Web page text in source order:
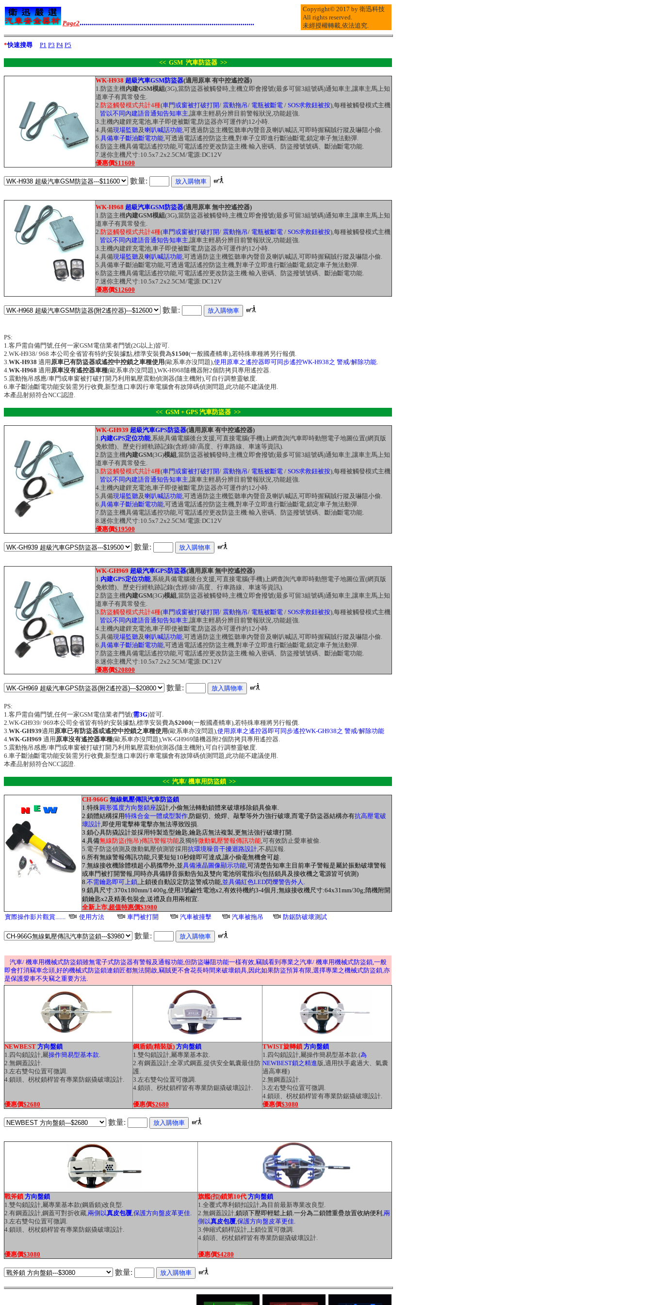
Page2..........................................................................................
Copyright© 2017 by 衛迅科技
All rights reserved.
未經授權轉載,依法追究.
*快速搜尋 P1 P3 P4 P5
<< GSM 汽車防盜器 >>
WK-H938 超級汽車GSM防盜器(適用原車 有中控遙控器)
1.防盜主機內建GSM模組(3G),當防盜器被觸發時,主機立即會撥號(最多可留3組號碼)通知車主,讓車主馬上知
道車子有異常發生.
2.防盜觸發模式共計4種(車門或窗被打破打開/ 震動拖吊/ 電瓶被斷電 / SOS求救鈕被按),每種被觸發模式主機
皆以不同內建語音通知告知車主,讓車主輕易分辨目前警報狀況,功能超強.
3.主機內建鋰充電池,車子即使被斷電,防盜器亦可運作約12小時.
4.具備現場監聽及喇叭喊話功能,可透過防盜主機監聽車內聲音及喇叭喊話,可即時握竊賊行蹤及嚇阻小偷.
5.具備車子斷油斷電功能,可透過電話遙控防盜主機,對車子立即進行斷油斷電,鎖定車子無法動彈.
6.防盜主機具備電話遙控功能,可電話遙控更改防盜主機:輸入密碼、防盜撥號號碼、斷油斷電功能.
7.迷你主機尺寸:10.5x7.2x2.5CM/電源:DC12V
優惠價$11600
數量:
WK-H968 超級汽車GSM防盜器(適用原車 無中控遙控器)
1.防盜主機內建GSM模組(3G),當防盜器被觸發時,主機立即會撥號(最多可留3組號碼)通知車主,讓車主馬上知
道車子有異常發生.
2.防盜觸發模式共計4種(車門或窗被打破打開/ 震動拖吊/ 電瓶被斷電 / SOS求救鈕被按),每種被觸發模式主機
皆以不同內建語音通知告知車主,讓車主輕易分辨目前警報狀況,功能超強.
3.主機內建鋰充電池,車子即使被斷電,防盜器亦可運作約12小時.
4.具備現場監聽及喇叭喊話功能,可透過防盜主機監聽車內聲音及喇叭喊話,可即時握竊賊行蹤及嚇阻小偷.
5.具備車子斷油斷電功能,可透過電話遙控防盜主機,對車子立即進行斷油斷電,鎖定車子無法動彈.
6.防盜主機具備電話遙控功能,可電話遙控更改防盜主機:輸入密碼、防盜撥號號碼、斷油斷電功能.
7.迷你主機尺寸:10.5x7.2x2.5CM/電源:DC12V
優惠價$12600
數量:
PS:
1.客戶需自備門號,任何一家GSM電信業者門號(2G以上)皆可.
2.WK-H938/ 968 本公司全省皆有特約安裝據點,標準安裝費為$1500(一般國產轎車),若特殊車種將另行報價.
3.WK-H938 適用 原車已有防盜器或遙控中控鎖之車種使用(歐系車亦沒問題),使用原車之遙控器即可同步遙控WK-H938之 警戒/解除功能.
4.WK-H968 適用 原車沒有遙控器車種(歐系車亦沒問題),WK-H968隨機器附2個防拷貝專用遙控器.
5.震動拖吊感應/車門或車窗被打破打開乃利用氣壓震動偵測器(隨主機附),可自行調整靈敏度.
6.車子斷油斷電功能安裝需另行收費,新型進口車因行車電腦會有故障碼偵測問題,此功能不建議使用.
本產品射頻符合NCC認證.
<< GSM + GPS 汽車防盜器 >>
WK-GH939 超級汽車GPS防盜器(適用原車 有中控遙控器)
1.內建GPS定位功能,系統具備電腦後台支援,可直接電腦(手機)上網查詢汽車即時動態電子地圖位置(網頁版
免軟體)、歷史行經軌跡記錄(含經/緯/高度、行車路線、車速等資訊).
2.防盜主機內建GSM(3G)模組 ,當防盜器被觸發時,主機立即會撥號(最多可留3組號碼)通知車主,讓車主馬上知
道車子有異常發生.
3.防盜觸發模式共計4種(車門或窗被打破打開/ 震動拖吊/ 電瓶被斷電 / SOS求救鈕被按),每種被觸發模式主機
皆以不同內建語音通知告知車主,讓車主輕易分辨目前警報狀況,功能超強.
4.主機內建鋰充電池,車子即使被斷電,防盜器亦可運作約12小時.
5.具備現場監聽及喇叭喊話功能,可透過防盜主機監聽車內聲音及喇叭喊話,可即時握竊賊行蹤及嚇阻小偷.
6.具備車子斷油斷電功能,可透過電話遙控防盜主機,對車子立即進行斷油斷電,鎖定車子無法動彈.
7.防盜主機具備電話遙控功能,可電話遙控更改防盜主機:輸入密碼、防盜撥號號碼、斷油斷電功能.
8.迷你主機尺寸:10.5x7.2x2.5CM/電源:DC12V
優惠價$19500
數量:
WK-GH969 超級汽車GPS防盜器(適用原車 無中控遙控器)
1.內建GPS定位功能,系統具備電腦後台支援,可直接電腦(手機)上網查詢汽車即時動態電子地圖位置(網頁版
免軟體)、歷史行經軌跡記錄(含經/緯/高度、行車路線、車速等資訊).
2.防盜主機內建GSM(3G)模組 ,當防盜器被觸發時,主機立即會撥號(最多可留3組號碼)通知車主,讓車主馬上知
道車子有異常發生.
3.防盜觸發模式共計4種(車門或窗被打破打開/ 震動拖吊/ 電瓶被斷電 / SOS求救鈕被按),每種被觸發模式主機
皆以不同內建語音通知告知車主,讓車主輕易分辨目前警報狀況,功能超強.
4.主機內建鋰充電池,車子即使被斷電,防盜器亦可運作約12小時.
5.具備現場監聽及喇叭喊話功能,可透過防盜主機監聽車內聲音及喇叭喊話,可即時握竊賊行蹤及嚇阻小偷.
6.具備車子斷油斷電功能,可透過電話遙控防盜主機,對車子立即進行斷油斷電,鎖定車子無法動彈.
7.防盜主機具備電話遙控功能,可電話遙控更改防盜主機:輸入密碼、防盜撥號號碼、斷油斷電功能.
8.迷你主機尺寸:10.5x7.2x2.5CM/電源:DC12V
優惠價$20800
數量:
PS:
1.客戶需自備門號,任何一家GSM電信業者門號(需3G)皆可.
2.WK-GH939/ 969本公司全省皆有特約安裝據點,標準安裝費為$2000(一般國產轎車),若特殊車種將另行報價.
3.WK-GH939適用 原車已有防盜器或遙控中控鎖之車種使用(歐系車亦沒問題),使用原車之遙控器即可同步遙控WK-GH938之 警戒/解除功能
4.WK-GH969 適用 原車沒有遙控器車種(歐系車亦沒問題),WK-GH969隨機器附2個防拷貝專用遙控器.
5.震動拖吊感應/車門或車窗被打破打開乃利用氣壓震動偵測器(隨主機附),可自行調整靈敏度.
6.車子斷油斷電功能安裝需另行收費,新型進口車因行車電腦會有故障碼偵測問題,此功能不建議使用.
本產品射頻符合NCC認證.
<< 汽車/ 機車用防盜鎖 >>
CH-966G 無線氣壓傳訊汽車防盜鎖
1.特殊圓形弧度方向盤鎖座設計,小偷無法轉動鎖體來破壞移除鎖具偷車.
2.鎖體結構採用特殊合金一體成型製作,防鋸切、燒焊、敲擊等外力強行破壞,而電子防盜器結構亦有抗高壓電破
壞設計,即使用電擊棒電擊亦無法導致毀損.
3.鎖心具防撬設計並採用特製造型鑰匙,鑰匙店無法複製,更無法強行破壞打開.
4.具備無線防盜(拖吊)傳訊警報功能及獨特微動氣壓警報傳訊功能,可有效防止愛車被偷.
5.電子防盜偵測及微動氣壓偵測皆採用抗環境噪音干擾迴路設計,不易誤報.
6.所有無線警報傳訊功能,只要短短10秒鐘即可達成,讓小偷毫無機會可趁.
7.無線接收機除體積超小易攜帶外,並具備液晶圖像顯示功能,可清楚告知車主目前車子警報是屬於振動破壞警報
或車門被打開警報,同時亦具備靜音振動告知及雙向電池弱電指示(包括鎖具及接收機之電源皆可偵測)
8.不需鑰匙即可上鎖,上鎖後自動設定防盜警戒功能,並具備紅色LED閃爍警告外人.
9.鎖具尺寸:370x180mm/1400g,使用3號鹼性電池x2,有效待機約3-4個月;無線接收機尺寸:64x31mm/30g;隋機附開
鎖鑰匙x2及精美包裝盒,送禮及自用兩相宜.
全新上市,超值特惠價$3980
實際操作影片觀賞.......
使用方法 車門被打開 汽車被撞擊 汽車被拖吊 防鋸防破壞測試
數量:
汽車/ 機車用機械式防盜鎖雖無電子式防盜器有警報及通報功能,但防盜嚇阻功能一樣有效,竊賊看到專業之汽車/ 機車用機械式防盜鎖,一般
即會打消竊車念頭,好的機械式防盜鎖連鎖匠都無法開啟,竊賊更不會花長時間來破壞鎖具,因此如果防盜預算有限,選擇專業之機械式防盜鎖,亦
是保護愛車不失竊之重要方法.
NEWBEST 方向盤鎖
1.四勾鎖設計,屬操作簡易型基本款.
2.無鋼蓋設計.
3.左右雙勾位置可微調.
4.鎖頭、柺杖鎖桿皆有專業防鋸撬破壞設計.
優惠價$2680
鋼盾鎖(精裝版) 方向盤鎖
1.雙勾鎖設計,屬專業基本款.
2.有鋼蓋設計,全罩式鋼蓋,提供安全氣囊最佳防
護.
3.左右雙勾位置可微調.
4.鎖頭、柺杖鎖桿皆有專業防鋸撬破壞設計.
優惠價$2680
TWIST旋轉鎖 方向盤鎖
1.四勾鎖設計,屬操作簡易型基本款.(為
NEWBEST鎖之精進 版,適用扶手處過大、氣囊
過高車種)
2.無鋼蓋設計.
3.左右雙勾位置可微調.
4.鎖頭、柺杖鎖桿皆有專業防鋸撬破壞設計.
優惠價$3080
數量:
戰斧鎖 方向盤鎖
1.雙勾鎖設計,屬專業基本款(鋼盾鎖)改良型.
2.有鋼蓋設計,鋼蓋可對折收藏,兩側以真皮包覆,保護方向盤皮革更佳.
3.左右雙勾位置可微調.
4.鎖頭、柺杖鎖桿皆有專業防鋸撬破壞設計.
優惠價$3080
旗艦(扣)鎖第10代 方向盤鎖
1.全覆式專利鎖扣設計,為目前最新專業改良型.
2.無鋼蓋設計,鎖頭下壓即輕鬆上鎖.一分為二鎖體重疊放置收納便利,兩
側以真皮包覆,保護方向盤皮革更佳.
3.伸縮式鎖桿設計,上鎖位置可微調.
4.鎖頭、柺杖鎖桿皆有專業防鋸撬破壞設計.
優惠價$4280
數量: